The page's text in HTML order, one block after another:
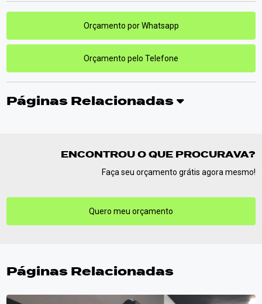
Orçamento por Whatsapp
Orçamento pelo Telefone
Páginas Relacionadas
ENCONTROU O QUE PROCURAVA?
Faça seu orçamento grátis agora mesmo!
Quero meu orçamento
Páginas Relacionadas